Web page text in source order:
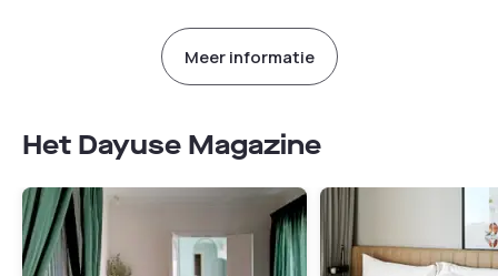
Meer informatie
Het Dayuse Magazine